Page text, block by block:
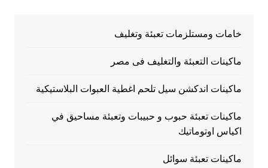
خامات ومستلزمات تعبئة وتغليف
ماكينات التعبئة والتغليف فى مصر
ماكينات اندكشن سيل تلحم اغطية العبوات البلاستيكية
ماكينات تعبئة حبوب و حبيبات وتعبئة مساحيق في
اكياس اوتوماتيك
ماكينات تعبئة سوائل